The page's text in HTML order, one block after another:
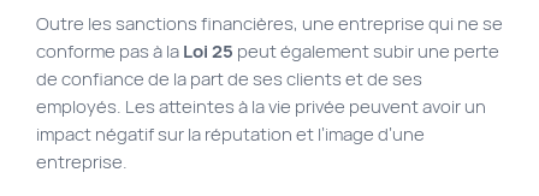
Outre les sanctions financières, une entreprise qui ne se
conforme pas à la Loi 25 peut également subir une perte
de confiance de la part de ses clients et de ses
employés. Les atteintes à la vie privée peuvent avoir un
impact négatif sur la réputation et l’image d’une
entreprise.